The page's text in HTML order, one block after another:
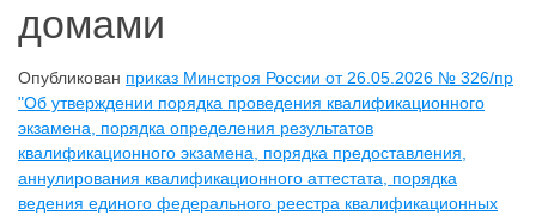
домами
Опубликован приказ Минстроя России от 26.05.2026 № 326/пр
"Об утверждении порядка проведения квалификационного
экзамена, порядка определения результатов
квалификационного экзамена, порядка предоставления,
аннулирования квалификационного аттестата, порядка
ведения единого федерального реестра квалификационных